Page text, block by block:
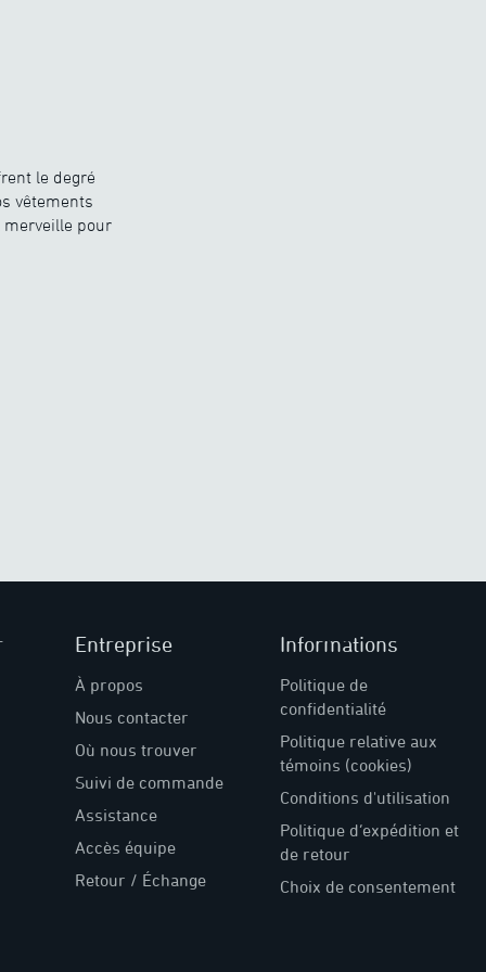
le degré
vêtements
merveille pour
Entreprise
À propos
Nous contacter
Où nous trouver
Suivi de commande
Assistance
Accès équipe
Retour / Échange
Informations
Politique de
confidentialité
Politique relative aux
témoins (cookies)
Conditions d'utilisation
Politique d’expédition et
de retour
Choix de consentement